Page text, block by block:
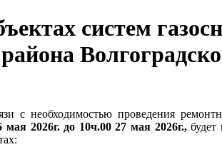
систем
необходимостью проведения
мая 2026г. до 10ч.00 27 мая 2026г.,будет